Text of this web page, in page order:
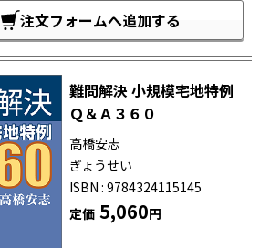
注文フォームへ追加する
難問解決 小規模宅地特例
Ｑ＆Ａ３６０
高橋安志
ぎょうせい
ISBN : 9784324115145
定価5,060円